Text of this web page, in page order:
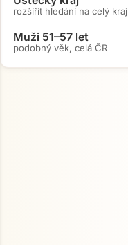
rozšířit hledání na celý kraj
Muži 51–57 let
podobný věk, celá ČR